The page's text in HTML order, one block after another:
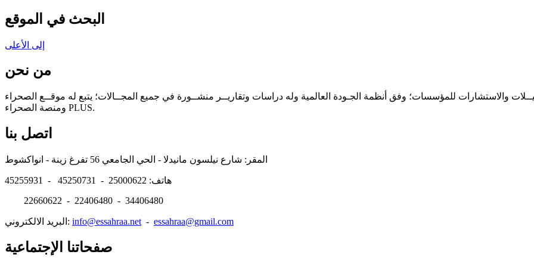
البحث في الموقع
إلى الأعلى
من نحن
والاستشارات للمؤسسات؛ وفق أنظمة الجـودة العالمية وله دراسات وتقاريــر منشــورة في جميع المجــالات؛ يتبع له موقــع الصحراء
ومنصة الصحراء PLUS.
اتصل بنا
هاتف: 25000622 - 45250731 - 45255931
22660622 - 22406480 - 34406480
البريد الالكتروني: info@essahraa.net - essahraa@gmail.com
صفحاتنا الإجتماعية